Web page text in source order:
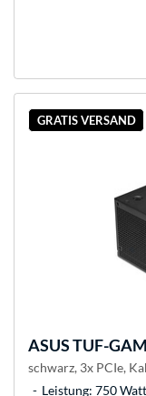
GRATIS VERSAND
ASUSTUF-
schwarz, 3x PCIe,
Leistung: 750 Watt